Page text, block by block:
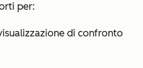
per:
di confronto